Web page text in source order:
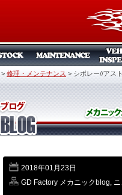
> 修理・メンテナンス > シボレー//アス
2018年01月23日
GD Factory メカニックblog,